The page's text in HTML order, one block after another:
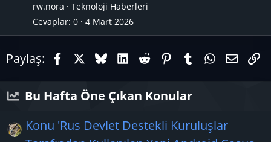
k
a
e
rw.nora
Teknoloji Haberleri
Cevaplar 0 4 Mart 2026
Paylaş: FacebookX (Twitter)
BlueskyLinkedIn
RedditPinterestTumblrE-
Bu Hafta Öne Çıkan Konular
Konu 'Rus Devlet Destekli Kuruluşlar